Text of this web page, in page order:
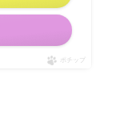
ポチップ